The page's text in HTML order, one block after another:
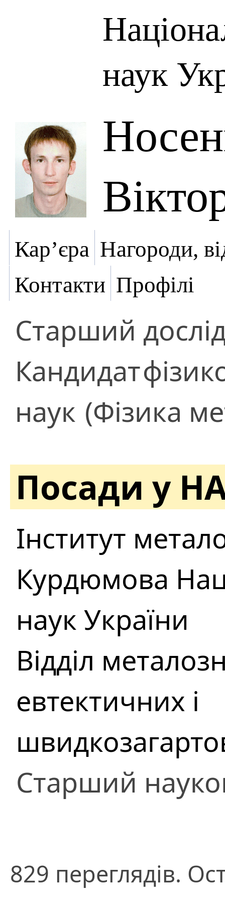
наук
Кар’єра Нагороди,
Контакти Профілі
Старший
Кандидат
наук (Фізика
Посади у
Інститут
Курдюмова
наук України
Відділ
евтектичних і
Старший
829 переглядів.